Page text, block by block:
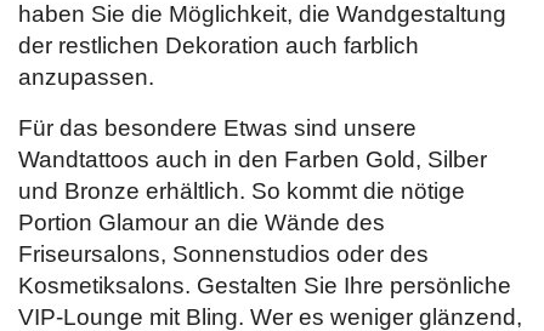
haben Sie die Möglichkeit, die Wandgestaltung
der restlichen Dekoration auch farblich
anzupassen.
Für das besondere Etwas sind unsere
Wandtattoos auch in den Farben Gold, Silber
und Bronze erhältlich. So kommt die nötige
Portion Glamour an die Wände des
Friseursalons, Sonnenstudios oder des
Kosmetiksalons. Gestalten Sie Ihre persönliche
VIP-Lounge mit Bling. Wer es weniger glänzend,